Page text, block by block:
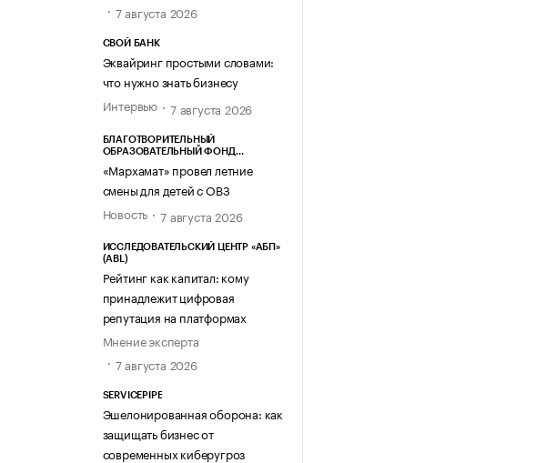
7 августа 2026
СВОЙ БАНК
Эквайринг простыми словами:
что нужно знать бизнесу
Интервью
7 августа 2026
БЛАГОТВОРИТЕЛЬНЫЙ
ОБРАЗОВАТЕЛЬНЫЙ ФОНД
«Мархамат» провел летние
смены для детей с ОВЗ
Новость
7 августа 2026
ИССЛЕДОВАТЕЛЬСКИЙ ЦЕНТР «АБП»
(ABL)
Рейтинг как капитал: кому
принадлежит цифровая
репутация на платформах
Мнение эксперта
7 августа 2026
SERVICEPIPE
Эшелонированная оборона: как
защищать бизнес от
современных киберугроз